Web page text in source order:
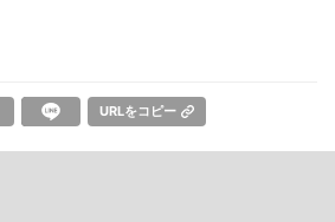
URLをコピー